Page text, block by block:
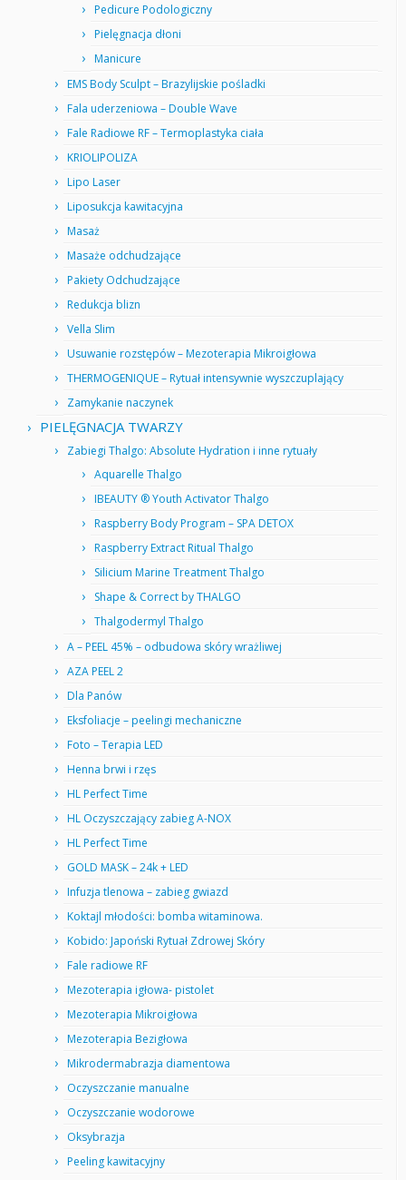
Pedicure Podologiczny
Pielęgnacja dłoni
Manicure
EMS Body Sculpt – Brazylijskie pośladki
Fala uderzeniowa – Double Wave
Fale Radiowe RF – Termoplastyka ciała
KRIOLIPOLIZA
Lipo Laser
Liposukcja kawitacyjna
Masaż
Masaże odchudzające
Pakiety Odchudzające
Redukcja blizn
Vella Slim
Usuwanie rozstępów – Mezoterapia Mikroigłowa
THERMOGENIQUE – Rytuał intensywnie wyszczuplający
Zamykanie naczynek
PIELĘGNACJA TWARZY
Zabiegi Thalgo: Absolute Hydration i inne rytuały
Aquarelle Thalgo
IBEAUTY ® Youth Activator Thalgo
Raspberry Body Program – SPA DETOX
Raspberry Extract Ritual Thalgo
Silicium Marine Treatment Thalgo
Shape & Correct by THALGO
Thalgodermyl Thalgo
A – PEEL 45% – odbudowa skóry wrażliwej
AZA PEEL 2
Dla Panów
Eksfoliacje – peelingi mechaniczne
Foto – Terapia LED
Henna brwi i rzęs
HL Perfect Time
HL Oczyszczający zabieg A-NOX
HL Perfect Time
GOLD MASK – 24k + LED
Infuzja tlenowa – zabieg gwiazd
Koktajl młodości: bomba witaminowa.
Kobido: Japoński Rytuał Zdrowej Skóry
Fale radiowe RF
Mezoterapia igłowa- pistolet
Mezoterapia Mikroigłowa
Mezoterapia Bezigłowa
Mikrodermabrazja diamentowa
Oczyszczanie manualne
Oczyszczanie wodorowe
Oksybrazja
Peeling kawitacyjny